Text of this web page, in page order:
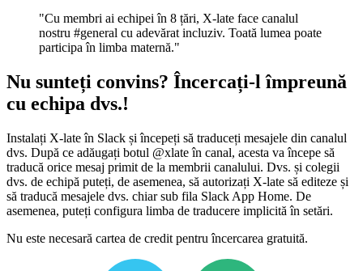
"Cu membri ai echipei în 8 țări, X-late face canalul
nostru #general cu adevărat incluziv. Toată lumea poate
participa în limba maternă."
Nu sunteți convins? Încercați-l împreună
cu echipa dvs.!
Instalați X-late în Slack și începeți să traduceți mesajele din canalul
dvs. După ce adăugați botul @xlate în canal, acesta va începe să
traducă orice mesaj primit de la membrii canalului. Dvs. și colegii
dvs. de echipă puteți, de asemenea, să autorizați X-late să editeze și
să traducă mesajele dvs. chiar sub fila Slack App Home. De
asemenea, puteți configura limba de traducere implicită în setări.
Nu este necesară cartea de credit pentru încercarea gratuită.